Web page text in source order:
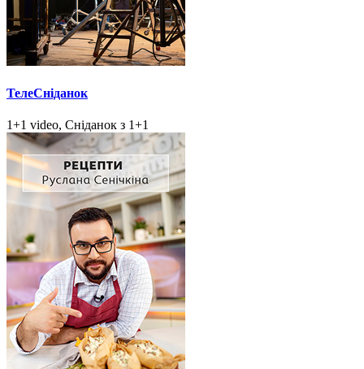
ТелеСніданок
1+1 video, Сніданок з 1+1